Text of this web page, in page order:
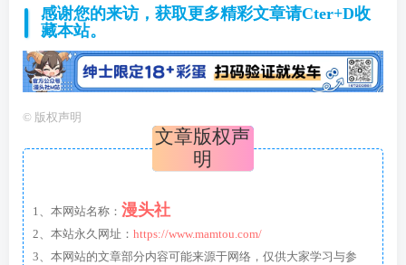
感谢您的来访，获取更多精彩文章请Cter+D收
藏本站。
© 版权声明
文章版权声
明
1、本网站名称： 漫头社
2、本站永久网址： https://www.mamtou.com/
3、本网站的文章部分内容可能来源于网络，仅供大家学习与参